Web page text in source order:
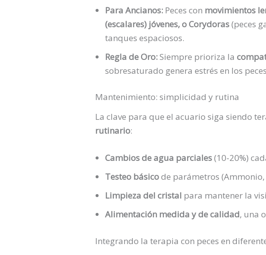
Para Ancianos: Peces con movimientos
(escalares) jóvenes, o Corydoras(peces
tanques espaciosos.
Regla de Oro:Siempre prioriza la
sobresaturado genera estrés en los
Mantenimiento: simplicidad y rutina
La clave para que el acuario siga siendo
rutinario:
Cambios de agua parciales(10-20%)
Testeo básicode parámetros
Limpieza del cristal para mantener la
Alimentación medida y de calidad, una
Integrando la terapia con peces en